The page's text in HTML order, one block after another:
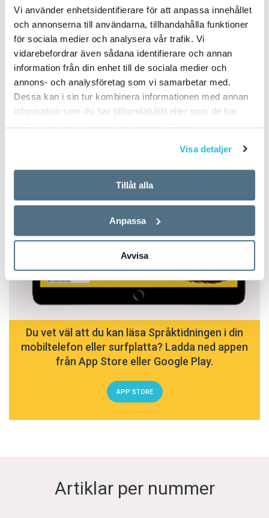
Vi använder enhetsidentifierare för att anpassa innehållet
och annonserna till användarna, tillhandahålla funktioner
för sociala medier och analysera vår trafik. Vi
vidarebefordrar även sådana identifierare och annan
information från din enhet till de sociala medier och
annons- och analysföretag som vi samarbetar med.
Dessa kan i sin tur kombinera informationen med annan
information som du har tillhandahållit eller som de har
samlat in när du har använt deras tjänster.
Visa detaljer
Tillåt alla
Anpassa
Avvisa
Du vet väl att du kan läsa Språktidningen i din
mobiltelefon eller surfplatta? Ladda ned appen
från App Store eller Google Play.
APP STORE
Artiklar per nummer